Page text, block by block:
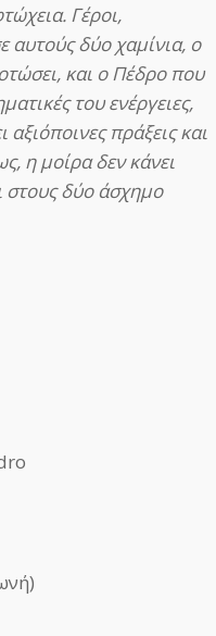
Γέροι,
αυτούς δύο χαμίνια, ο
και ο Πέδρο που
του ενέργειες,
πράξεις και
η μοίρα δεν κάνει
στους δύο άσχημο